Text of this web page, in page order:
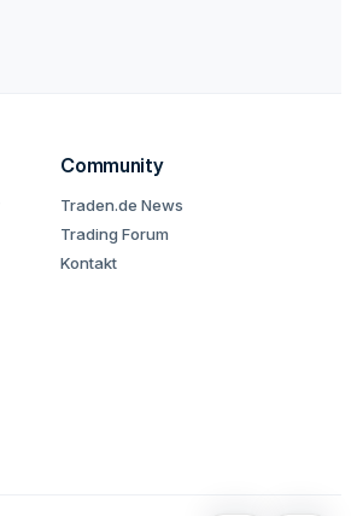
Community
Traden.de News
Trading Forum
Kontakt